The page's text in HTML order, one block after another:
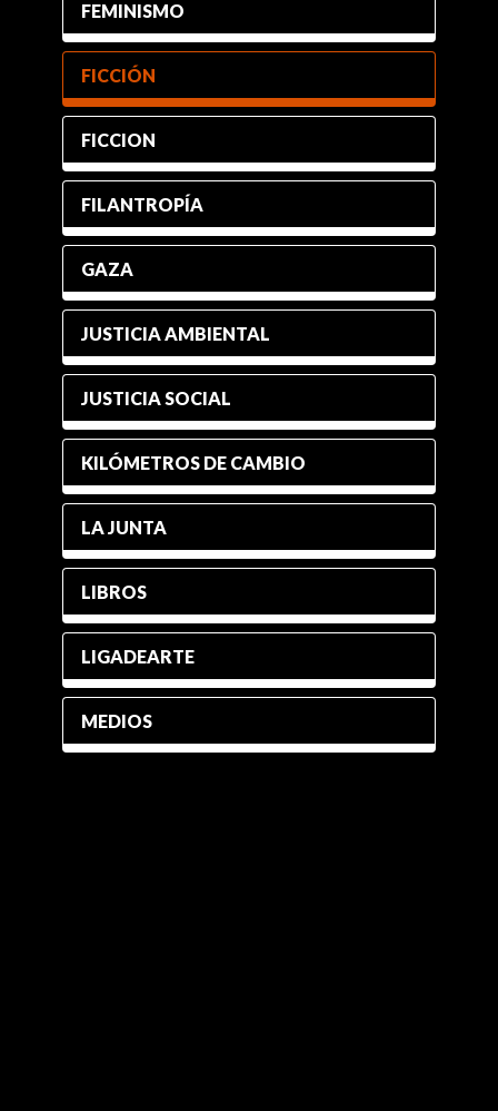
FEMINISMO
FICCIÓN
FICCION
FILANTROPÍA
GAZA
JUSTICIA AMBIENTAL
JUSTICIA SOCIAL
KILÓMETROS DE CAMBIO
LA JUNTA
LIBROS
LIGADEARTE
MEDIOS